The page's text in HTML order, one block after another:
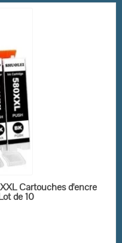
Cartouches d'encre
de 10